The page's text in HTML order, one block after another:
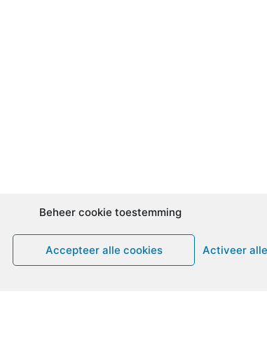
Beheer cookie toestemming
Accepteer alle cookies Activeer